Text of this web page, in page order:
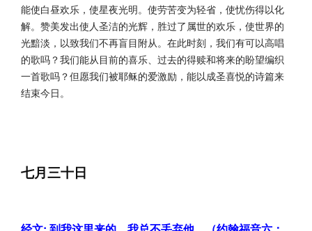
能使白昼欢乐，使星夜光明。使劳苦变为轻省，使忧伤得以化
解。赞美发出使人圣洁的光辉，胜过了属世的欢乐，使世界的
光黯淡，以致我们不再盲目附从。在此时刻，我们有可以高唱
的歌吗？我们能从目前的喜乐、过去的得赎和将来的盼望编织
一首歌吗？但愿我们被耶稣的爱激励，能以成圣喜悦的诗篇来
结束今日。
七月三十日